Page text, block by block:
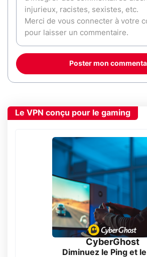
Poster mon
Le VPN conçu pour le gaming
CyberGhost
Diminuez le Ping et